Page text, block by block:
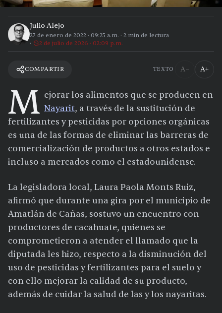
Julio Alejo
27 de enero de 2022 · 09:25 a.m. · 2 min de lectura
2 de julio de 2026 · 02:09 p.m.
COMPARTIR TEXTO A− A+
M ejorar los alimentos que se producen en
Nayarit, a través de la sustitución de
fertilizantes y pesticidas por opciones orgánicas
es una de las formas de eliminar las barreras de
comercialización de productos a otros estados e
incluso a mercados como el estadounidense.
La legisladora local, Laura Paola Monts Ruiz,
afirmó que durante una gira por el municipio de
Amatlán de Cañas, sostuvo un encuentro con
productores de cacahuate, quienes se
comprometieron a atender el llamado que la
diputada les hizo, respecto a la disminución del
uso de pesticidas y fertilizantes para el suelo y
con ello mejorar la calidad de su producto,
además de cuidar la salud de las y los nayaritas.